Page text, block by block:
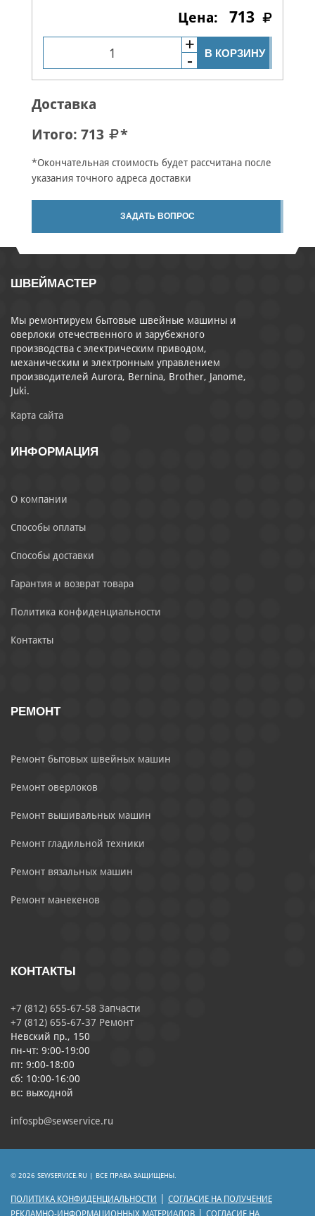
713
В КОРЗИНУ
Доставка
Итого: 713 *
*Окончательная стоимость будет рассчитана после
указания точного адреса доставки
ЗАДАТЬ ВОПРОС
ШВЕЙМАСТЕР
Мы ремонтируем бытовые швейные машины и
оверлоки отечественного и зарубежного
производства с электрическим приводом,
механическим и электронным управлением
производителей Aurora, Bernina, Brother, Janome,
Juki.
Карта сайта
ИНФОРМАЦИЯ
О компании
Способы оплаты
Способы доставки
Гарантия и возврат товара
Политика конфиденциальности
Контакты
РЕМОНТ
Ремонт бытовых швейных машин
Ремонт оверлоков
Ремонт вышивальных машин
Ремонт гладильной техники
Ремонт вязальных машин
Ремонт манекенов
КОНТАКТЫ
+7 (812) 655-67-58 Запчасти
+7 (812) 655-67-37 Ремонт
Невский пр., 150
пн-чт: 9:00-19:00
пт: 9:00-18:00
сб: 10:00-16:00
вс: выходной
infospb@sewservice.ru
© 2026 SEWSERVICE.RU | ВСЕ ПРАВА ЗАЩИЩЕНЫ.
ПОЛИТИКА КОНФИДЕНЦИАЛЬНОСТИ
СОГЛАСИЕ НА ПОЛУЧЕНИЕ
РЕКЛАМНО-ИНФОРМАЦИОННЫХ МАТЕРИАЛОВ
СОГЛАСИЕ НА